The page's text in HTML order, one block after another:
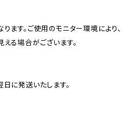
ます。ご使用のモニター環境により、
る場合がございます。
に発送いたします。